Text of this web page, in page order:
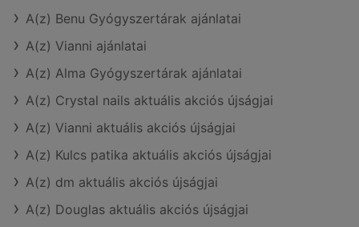
A(z) Benu Gyógyszertárak ajánlatai
A(z) Vianni ajánlatai
A(z) Alma Gyógyszertárak ajánlatai
A(z) Crystal nails aktuális akciós újságjai
A(z) Vianni aktuális akciós újságjai
A(z) Kulcs patika aktuális akciós újságjai
A(z) dm aktuális akciós újságjai
A(z) Douglas aktuális akciós újságjai